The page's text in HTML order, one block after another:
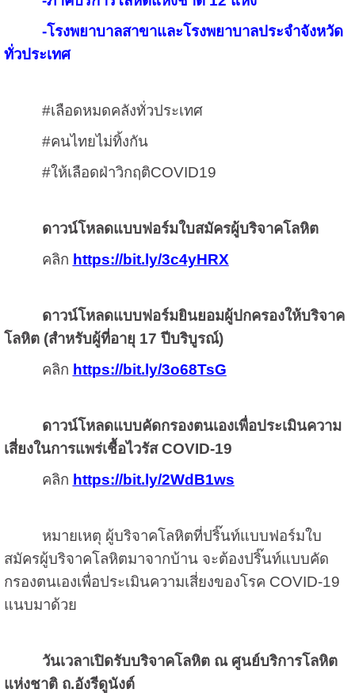
-โรงพยาบาลสาขาและโรงพยาบาลประจำจังหวัด
ทั่วประเทศ
#เลือดหมดคลังทั่วประเทศ
#คนไทยไม่ทิ้งกัน
#ให้เลือดฝ่าวิกฤติCOVID19
ดาวน์โหลดแบบฟอร์มใบสมัครผู้บริจาคโลหิต
คลิก https://bit.ly/3c4yHRX
ดาวน์โหลดแบบฟอร์มยินยอมผู้ปกครองให้บริจาค
โลหิต (สำหรับผู้ที่อายุ 17 ปีบริบูรณ์)
คลิก https://bit.ly/3o68TsG
ดาวน์โหลดแบบคัดกรองตนเองเพื่อประเมินความ
เสี่ยงในการแพร่เชื้อไวรัสCOVID-19
คลิก https://bit.ly/2WdB1ws
หมายเหตุ ผู้บริจาคโลหิตที่ปริ๊นท์แบบฟอร์มใบ
สมัครผู้บริจาคโลหิตมาจากบ้าน จะต้องปริ๊นท์แบบคัด
กรองตนเองเพื่อประเมินความเสี่ยงของโรค COVID-19
แนบมาด้วย
วันเวลาเปิดรับบริจาคโลหิต ณ ศูนย์บริการโลหิต
แห่งชาติ ถ.อังรีดูนังต์